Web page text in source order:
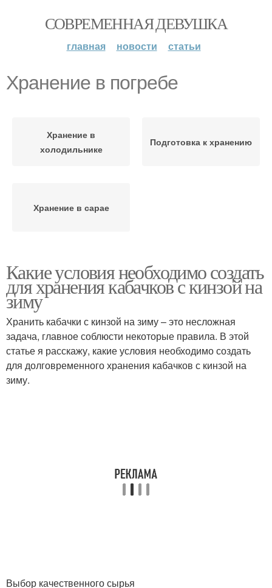
СОВРЕМЕННАЯ ДЕВУШКА
главная новости статьи
Хранение в погребе
Хранение в
холодильнике
Подготовка к хранению
Хранение в сарае
Какие условия необходимо создать
для хранения кабачков с кинзой на
зиму
Хранить кабачки с кинзой на зиму – это несложная
задача, главное соблюсти некоторые правила. В этой
статье я расскажу, какие условия необходимо создать
для долговременного хранения кабачков с кинзой на
зиму.
Выбор качественного сырья